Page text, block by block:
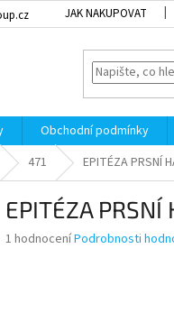
JAK NAKUPOVAT
Obchodní podmínky
471 EPITÉZA PRSNÍ
EPITÉZA PRSNÍ
Průměrné
1 hodnoceníPodrobnosti